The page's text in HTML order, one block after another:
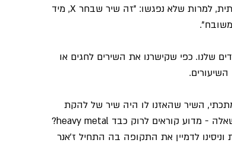
התלמידים שבחרו אותם, וגם אפשרו לתלמידים לגבש זהות קבוצתית, למרות שלא נפגשו: "זה שיר שבחר X, מיד
שלנו. כפי שקישרנו את השירים לחגים או
השיר שהאזנו לו היה שיר של להקת
heavy metal שבחר אחד התלמידים. זה אפשר לנו לשאול את השאלה - מדוע קוראים לרוק כבד heavy metal?
לדמיין את התקופה בה התחיל ז'אנר